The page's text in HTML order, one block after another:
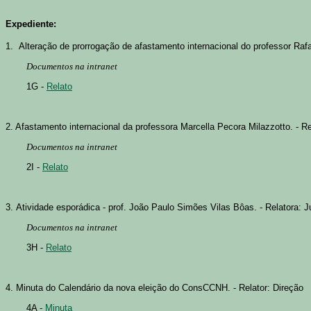
Expediente:
1. Alteração de prorrogação de afastamento internacional do professor
Documentos na intranet
1G - Relato
2. Afastamento internacional da professora Marcella Pecora Milazzotto. -
Documentos na intranet
2I - Relato
3. Atividade esporádica - prof. João Paulo Simões Vilas Bôas. - Relatora:
Documentos na intranet
3H - Relato
4. Minuta do Calendário da nova eleição do ConsCCNH. - Relator: Direção
4A - Minuta